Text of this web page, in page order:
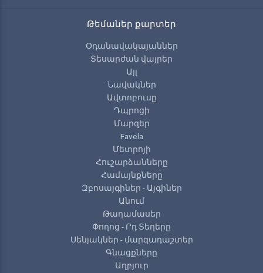
Թեմաներ քարտեր
Օդանավակայաններ
Տեսարժան վայրեր
Այլ
Նավակներ
Ավտոբուսը
Դպրոցի
Մարզեր
Favela
Մետրոյի
Հուշարձանները
Համայնքները
Զբոսայգիներ - Այգիներ
Անում
Թաղամասեր
Փողոց - Րդ Տեղերը
Սենյակներ - մարզադաշտեր
Գնացքները
Աղբյուր